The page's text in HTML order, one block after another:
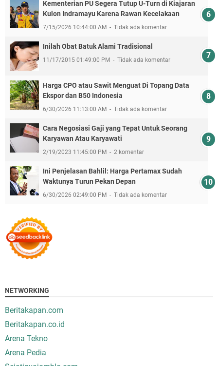
Kementerian PU Segera Tutup U-Turn di Kiajaran
Kulon Indramayu Karena Rawan Kecelakaan
7/15/2026 10:44:00 AM Tidak ada komentar
Inilah Obat Batuk Alami Tradisional
11/17/2015 01:49:00 PM Tidak ada komentar
Harga CPO atau Sawit Menguat Di Topang Data
Ekspor dan B50 Indonesia
6/30/2026 11:13:00 AM Tidak ada komentar
Cara Negosiasi Gaji yang Tepat Untuk Seorang
Karyawan Atau Karyawati
2/19/2023 11:45:00 PM 2 komentar
Ini Penjelasan Bahlil: Harga Pertamax Sudah
Waktunya Turun Pekan Depan
6/30/2026 02:49:00 PM Tidak ada komentar
NETWORKING
Beritakapan.com
Beritakapan.co.id
Arena Tekno
Arena Pedia